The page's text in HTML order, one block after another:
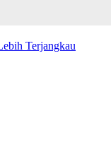
Terjangkau